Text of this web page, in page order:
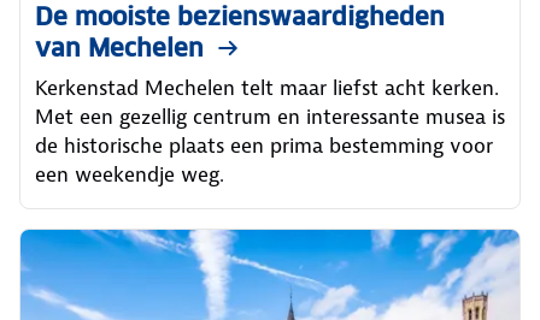
De mooiste bezienswaardigheden
van Mechelen
Kerkenstad Mechelen telt maar liefst acht kerken.
Met een gezellig centrum en interessante musea is
de historische plaats een prima bestemming voor
een weekendje weg.